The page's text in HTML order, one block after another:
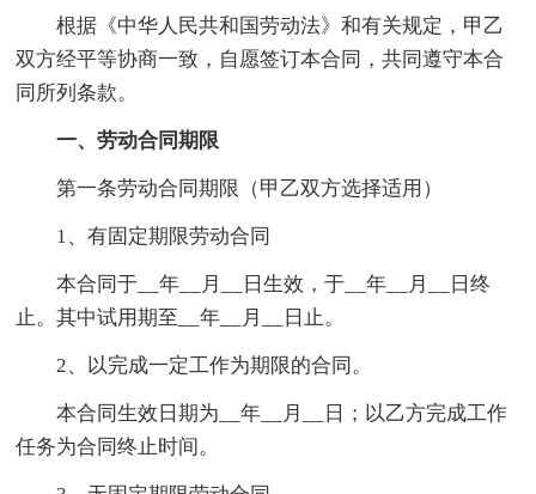
根据《中华人民共和国劳动法》和有关规定，甲乙
双方经平等协商一致，自愿签订本合同，共同遵守本合
同所列条款。
一、劳动合同期限
第一条劳动合同期限（甲乙双方选择适用）
1、有固定期限劳动合同
本合同于__年__月__日生效，于__年__月__日终
止。其中试用期至__年__月__日止。
2、以完成一定工作为期限的合同。
本合同生效日期为__年__月__日；以乙方完成工作
任务为合同终止时间。